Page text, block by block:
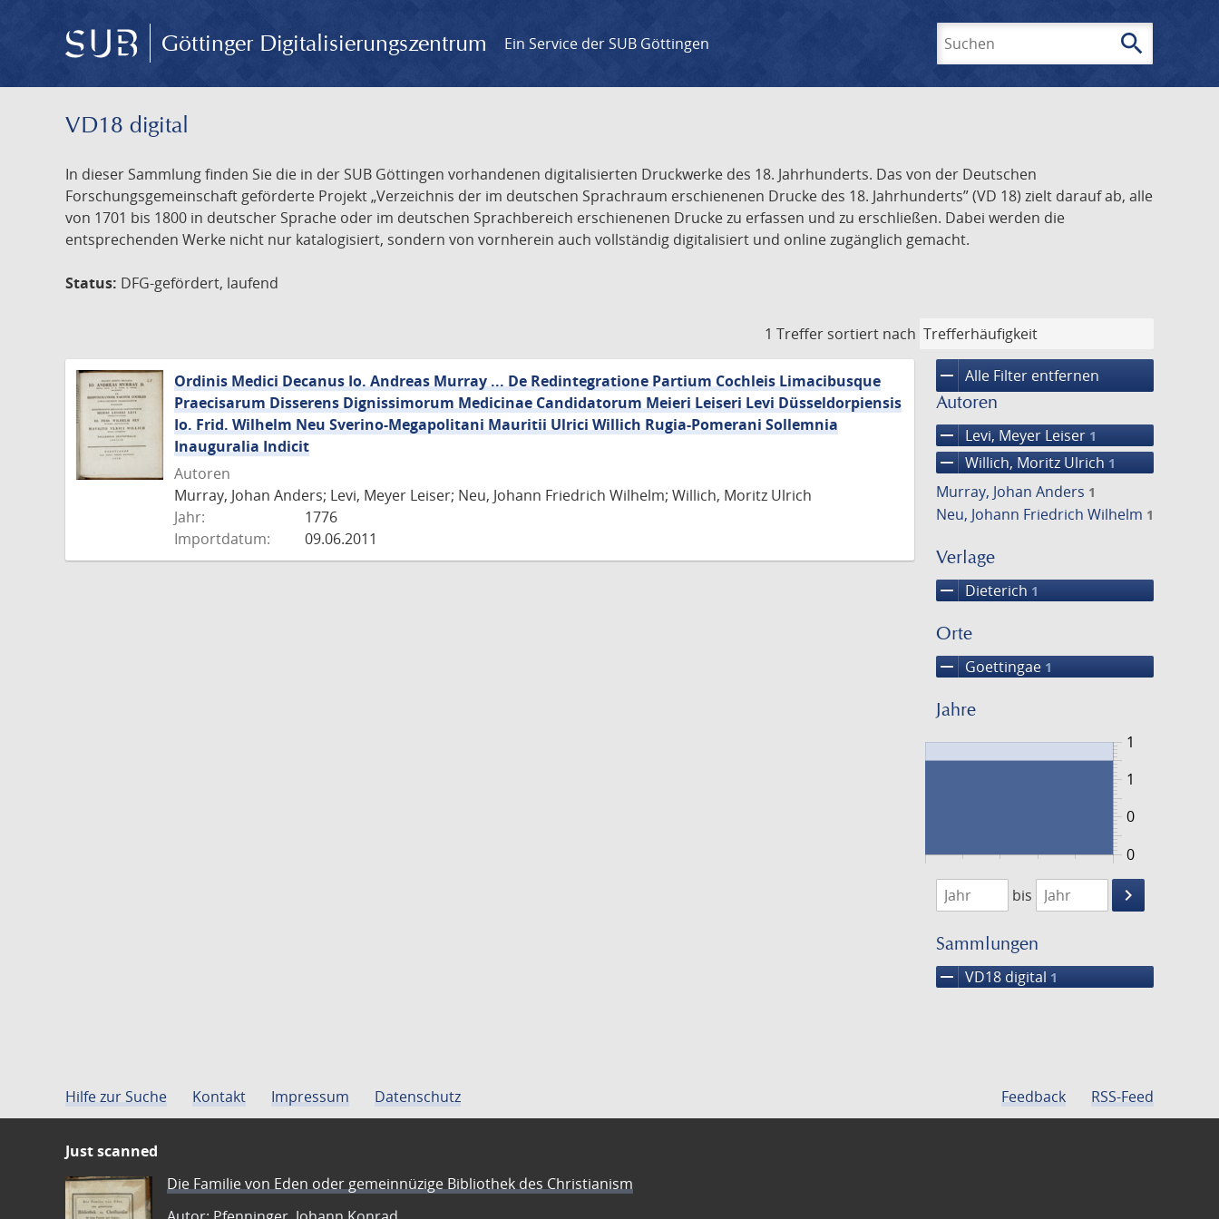
Göttinger Digitalisierungszentrum Ein Service der SUB Göttingen search
VD18 digital
In dieser Sammlung finden Sie die in der SUB Göttingen vorhandenen digitalisierten Druckwerke des 18. Jahrhunderts. Das von der Deutschen
Forschungsgemeinschaft geförderte Projekt „Verzeichnis der im deutschen Sprachraum erschienenen Drucke des 18. Jahrhunderts” (VD 18) zielt darauf ab, alle
von 1701 bis 1800 in deutscher Sprache oder im deutschen Sprachbereich erschienenen Drucke zu erfassen und zu erschließen. Dabei werden die
entsprechenden Werke nicht nur katalogisiert, sondern von vornherein auch vollständig digitalisiert und online zugänglich gemacht.
Status: DFG-gefördert, laufend
1 Treffer sortiert nach
remove Alle Filter entfernen
Autoren
remove Levi, Meyer Leiser 1
remove Willich, Moritz Ulrich 1
Murray, Johan Anders 1
Neu, Johann Friedrich Wilhelm 1
Verlage
remove Dieterich 1
Orte
remove Goettingae 1
Jahre
0
1
0
1
1776
1777
bis
keyboard_arrow_right
Suche
Sammlungen
remove VD18 digital 1
Ordinis Medici Decanus Io. Andreas Murray ... De Redintegratione Partium Cochleis Limacibusque
Praecisarum Disserens Dignissimorum Medicinae Candidatorum Meieri Leiseri Levi Düsseldorpiensis
Io. Frid. Wilhelm Neu Sverino-Megapolitani Mauritii Ulrici Willich Rugia-Pomerani Sollemnia
Inauguralia Indicit
Autoren
Murray, Johan Anders; Levi, Meyer Leiser; Neu, Johann Friedrich Wilhelm; Willich, Moritz Ulrich
Jahr:
1776
Importdatum:
09.06.2011
Hilfe zur Suche Kontakt Impressum Datenschutz Feedback RSS-Feed
Just scanned
Die Familie von Eden oder gemeinnüzige Bibliothek des Christianism